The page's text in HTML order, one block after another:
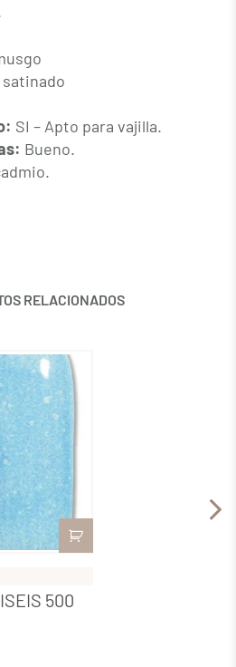
SI – Apto para vajilla.
Bueno.
RELACIONADOS
500